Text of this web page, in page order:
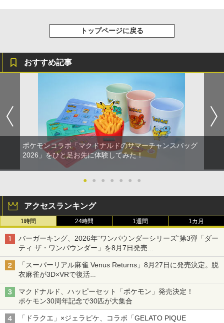
トップページに戻る
おすすめ記事
ポケモンコラボ「マクドナルドのサマーチャンスバッグ
2026」をひと足お先に体験してみた！
● ● ● ● ● ● ●
アクセスランキング
1時間 24時間 1週間 1カ月
バーガーキング、2026年“ワンパウンダーシリーズ”第3弾「ダー
ティ ザ・ワンパウンダー」を8月7日発売
「特製ガーリックマヨソース」を使用した超大型チーズバーガー
「スーパーリアル麻雀 Venus Returns」8月27日に発売決定。脱
衣麻雀が3D×VRで復活
発売から2週間は20%オフになるセールが実施
マクドナルド、ハッピーセット「ポケモン」発売決定！
ポケモン30周年記念で30匹が大集合
「ドラクエ」×ジェラピケ、コラボ「GELATO PIQUE